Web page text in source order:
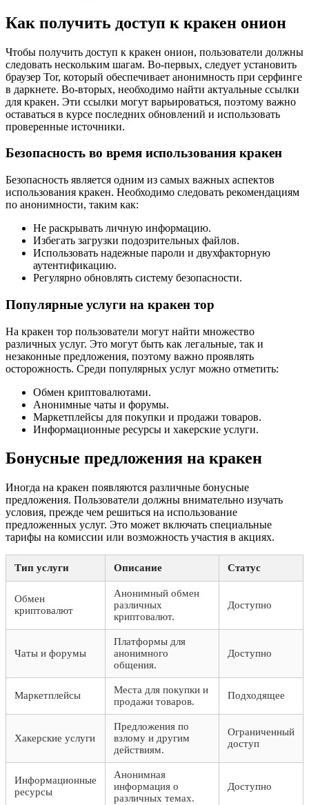
Как получить доступ к кракен онион
Чтобы получить доступ к кракен онион, пользователи должны
следовать нескольким шагам. Во-первых, следует установить
браузер Tor, который обеспечивает анонимность при серфинге
в даркнете. Во-вторых, необходимо найти актуальные ссылки
для кракен. Эти ссылки могут варьироваться, поэтому важно
оставаться в курсе последних обновлений и использовать
проверенные источники.
Безопасность во время использования кракен
Безопасность является одним из самых важных аспектов
использования кракен. Необходимо следовать рекомендациям
по анонимности, таким как:
Не раскрывать личную информацию.
Избегать загрузки подозрительных файлов.
Использовать надежные пароли и двухфакторную
аутентификацию.
Регулярно обновлять систему безопасности.
Популярные услуги на кракен тор
На кракен тор пользователи могут найти множество
различных услуг. Это могут быть как легальные, так и
незаконные предложения, поэтому важно проявлять
осторожность. Среди популярных услуг можно отметить:
Обмен криптовалютами.
Анонимные чаты и форумы.
Маркетплейсы для покупки и продажи товаров.
Информационные ресурсы и хакерские услуги.
Бонусные предложения на кракен
Иногда на кракен появляются различные бонусные
предложения. Пользователи должны внимательно изучать
условия, прежде чем решиться на использование
предложенных услуг. Это может включать специальные
тарифы на комиссии или возможность участия в акциях.
Тип услуги Описание Статус
Обмен
криптовалют
Анонимный обмен
различных
криптовалют.
Доступно
Чаты и форумы
Платформы для
анонимного
общения.
Доступно
Маркетплейсы
Места для покупки и
продажи товаров.
Подходящее
Хакерские услуги
Предложения по
взлому и другим
действиям.
Ограниченный
доступ
Информационные
ресурсы
Анонимная
информация о
различных темах.
Доступно